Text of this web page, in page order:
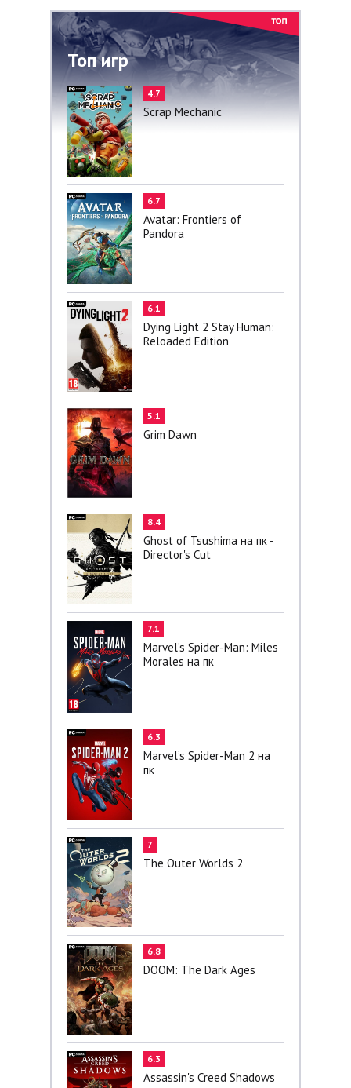
Топ игр
4.7
Scrap Mechanic
6.7
Avatar: Frontiers of
Pandora
6.1
Dying Light 2 Stay Human:
Reloaded Edition
5.1
Grim Dawn
8.4
Ghost of Tsushima на пк -
Director's Cut
7.1
Marvel’s Spider-Man: Miles
Morales на пк
6.3
Marvel’s Spider-Man 2 на
пк
7
The Outer Worlds 2
6.8
DOOM: The Dark Ages
6.3
Assassin's Creed Shadows